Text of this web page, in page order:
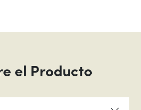
el Producto